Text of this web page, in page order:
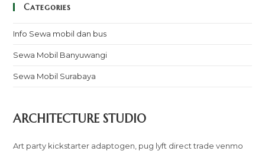
Categories
Info Sewa mobil dan bus
Sewa Mobil Banyuwangi
Sewa Mobil Surabaya
ARCHITECTURE STUDIO
Art party kickstarter adaptogen, pug lyft direct trade venmo